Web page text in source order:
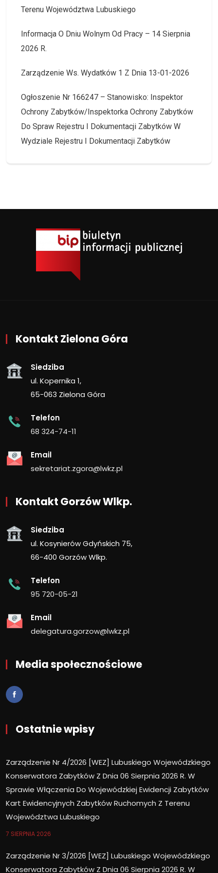
Terenu Województwa Lubuskiego
Informacja O Dniu Wolnym Od Pracy – 14 Sierpnia
2026 R.
Zarządzenie Ws. Wydatków 1 Z Dnia 13-01-2026
Ogłoszenie Nr 166247 – Stanowisko: Inspektor
Ochrony Zabytków/Inspektorka Ochrony Zabytków
Do Spraw Rejestru I Dokumentacji Zabytków W
Wydziale Rejestru I Dokumentacji Zabytków
Kontakt Zielona Góra
Siedziba
ul. Kopernika 1,
65-063 Zielona Góra
Telefon
68 324-74-11
Email
sekretariat.zgora@lwkz.pl
Kontakt Gorzów Wlkp.
Siedziba
ul. Kosynierów Gdyńskich 75,
66-400 Gorzów Wlkp.
Telefon
95 720-05-21
Email
delegatura.gorzow@lwkz.pl
Media społecznościowe
Ostatnie wpisy
Zarządzenie Nr 4/2026 [WEZ] Lubuskiego Wojewódzkiego
Konserwatora Zabytków Z Dnia 06 Sierpnia 2026 R. W
Sprawie Włączenia Do Wojewódzkiej Ewidencji Zabytków
Kart Ewidencyjnych Zabytków Ruchomych Z Terenu
Województwa Lubuskiego
7 SIERPNIA 2026
Zarządzenie Nr 3/2026 [WEZ] Lubuskiego Wojewódzkiego
Konserwatora Zabytków Z Dnia 06 Sierpnia 2026 R. W